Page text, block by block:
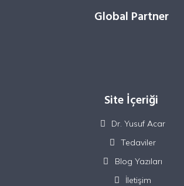
Global Partner
Site İçeriği
Dr. Yusuf Acar
Tedaviler
Blog Yazıları
İletişim